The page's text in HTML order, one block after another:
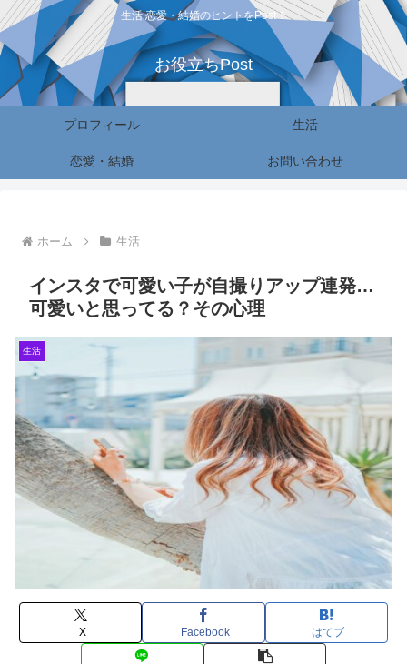
生活 恋愛・結婚のヒントをPost！
お役立ちPost
プロフィール 生活
恋愛・結婚 お問い合わせ
ホーム 生活
インスタで可愛い子が自撮りアップ連発…
可愛いと思ってる？その心理
生活
X Facebook はてブ